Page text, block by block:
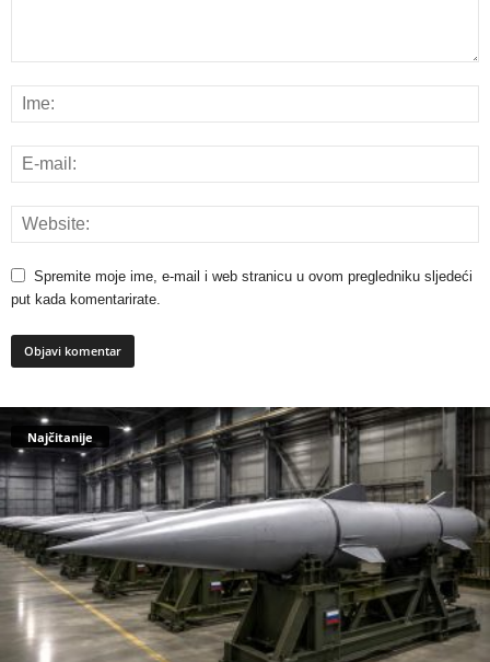
Spremite moje ime, e-mail i web stranicu u ovom pregledniku sljedeći
put kada komentarirate.
Najčitanije